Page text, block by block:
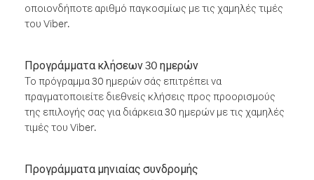
οποιονδήποτε αριθμό παγκοσμίως με τις χαμηλές τιμές
του Viber.
Προγράμματα κλήσεων 30 ημερών
Το πρόγραμμα 30 ημερών σάς επιτρέπει να
πραγματοποιείτε διεθνείς κλήσεις προς προορισμούς
της επιλογής σας για διάρκεια 30 ημερών με τις χαμηλές
τιμές του Viber.
Προγράμματα μηνιαίας συνδρομής